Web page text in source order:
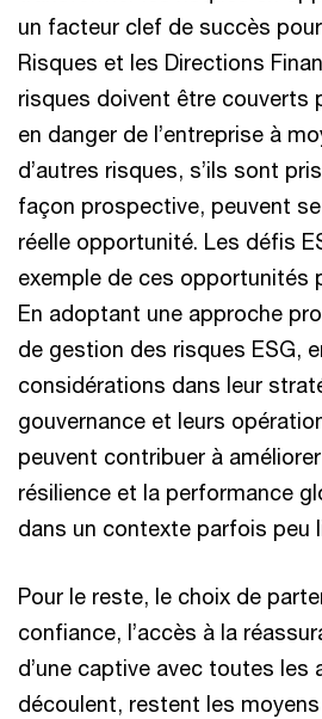
un facteur clef de succès
Risques et les Directions
risques doivent être couverts
en danger de l’entreprise à
d’autres risques, s’ils sont
façon prospective, peuvent
réelle opportunité. Les défis
exemple de ces opportunités
En adoptant une approche
de gestion des risques ESG,
considérations dans leur
gouvernance et leurs
peuvent contribuer à
résilience et la performance
dans un contexte parfois peu
Pour le reste, le choix de
confiance, l’accès à la
d’une captive avec toutes les
découlent, restent les